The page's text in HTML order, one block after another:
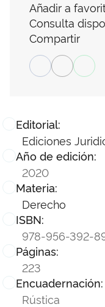
Editorial:
Ediciones
Año de edición:
2020
Materia:
Derecho
ISBN:
978-956-392-
Páginas:
223
Encuadernación:
Rústica
Añadir a
Consulta
Compartir